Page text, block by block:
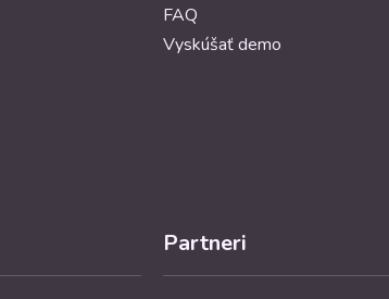
FAQ
Vyskúšať demo
Partneri